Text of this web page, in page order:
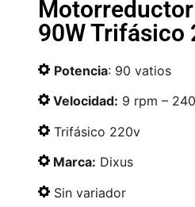
90W Trifásico
Potencia: 90 vatios
Velocidad: 9 rpm –
Trifásico 220v
Marca: Dixus
Sin variador